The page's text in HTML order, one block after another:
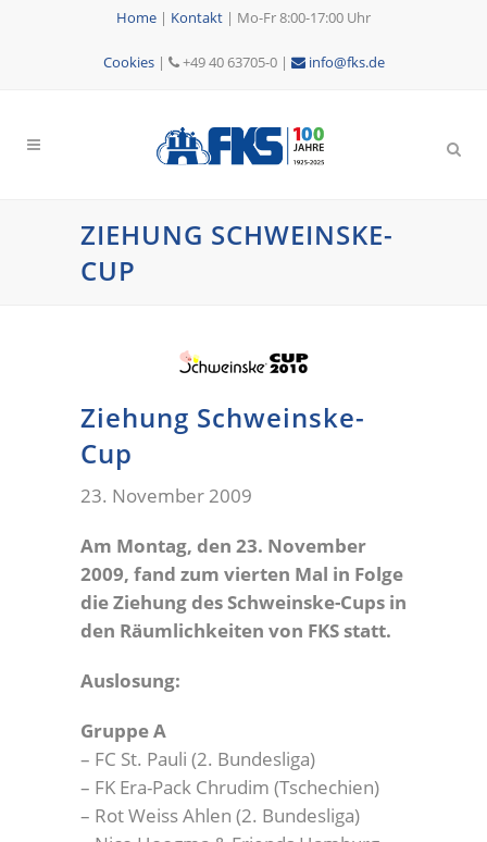
Home | Kontakt | Mo-Fr 8:00-17:00 Uhr
Cookies| +49 40 63705-0 | info@fks.de
ZIEHUNG SCHWEINSKE-
CUP
Ziehung Schweinske-
Cup
23. November 2009
Am Montag, den 23. November
2009, fand zum vierten Mal in Folge
die Ziehung des Schweinske-Cups in
den Räumlichkeiten von FKS statt.
Auslosung:
Gruppe A
– FC St. Pauli (2. Bundesliga)
– FK Era-Pack Chrudim (Tschechien)
– Rot Weiss Ahlen (2. Bundesliga)